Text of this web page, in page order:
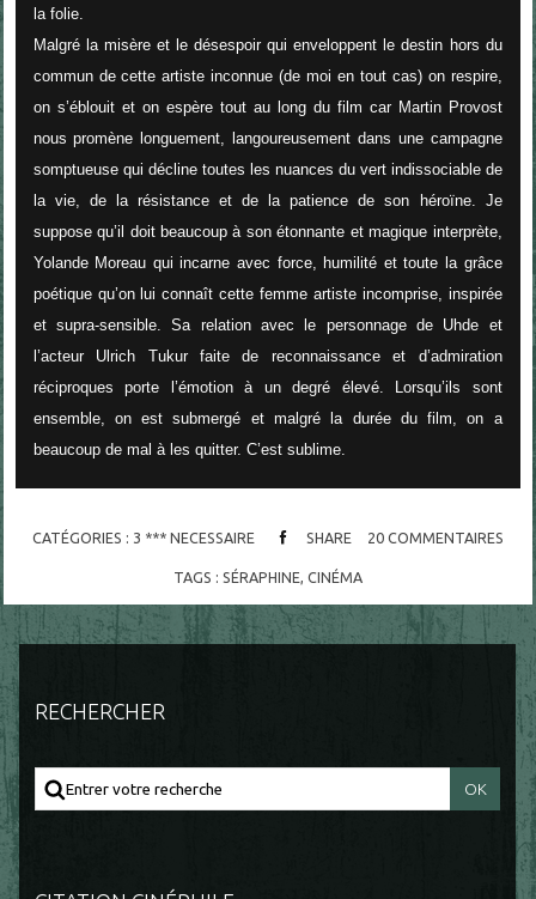
la folie.
Malgré la misère et le désespoir qui enveloppent le destin hors du
commun de cette artiste inconnue (de moi en tout cas) on respire,
on s’éblouit et on espère tout au long du film car Martin Provost
nous promène longuement, langoureusement dans une campagne
somptueuse qui décline toutes les nuances du vert indissociable de
la vie, de la résistance et de la patience de son héroïne. Je
suppose qu’il doit beaucoup à son étonnante et magique interprète,
Yolande Moreau qui incarne avec force, humilité et toute la grâce
poétique qu’on lui connaît cette femme artiste incomprise, inspirée
et supra-sensible. Sa relation avec le personnage de Uhde et
l’acteur Ulrich Tukur faite de reconnaissance et d’admiration
réciproques porte l’émotion à un degré élevé. Lorsqu’ils sont
ensemble, on est submergé et malgré la durée du film, on a
beaucoup de mal à les quitter. C’est sublime.
CATÉGORIES : 3 *** NECESSAIRE SHARE 20 COMMENTAIRES
TAGS : SÉRAPHINE CINÉMA
RECHERCHER